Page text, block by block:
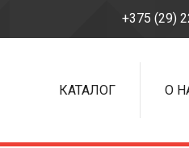
+375 (29)
КАТАЛОГ О